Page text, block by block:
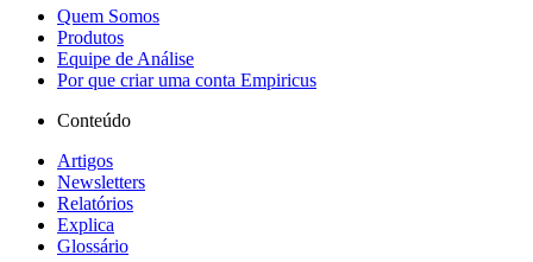
Quem Somos
Produtos
Equipe de Análise
Por que criar uma conta Empiricus
Conteúdo
Artigos
Newsletters
Relatórios
Explica
Glossário